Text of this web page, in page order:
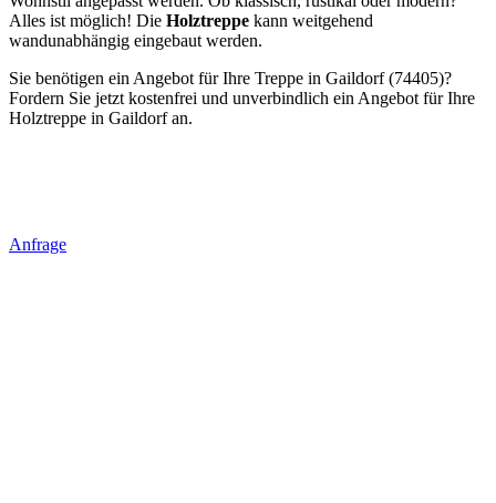
Alles ist möglich! Die Holztreppe kann weitgehend
wandunabhängig eingebaut werden.
Sie benötigen ein Angebot für Ihre Treppe in Gaildorf (74405)?
Fordern Sie jetzt kostenfrei und unverbindlich ein Angebot für Ihre
Holztreppe in Gaildorf an.
Anfrage